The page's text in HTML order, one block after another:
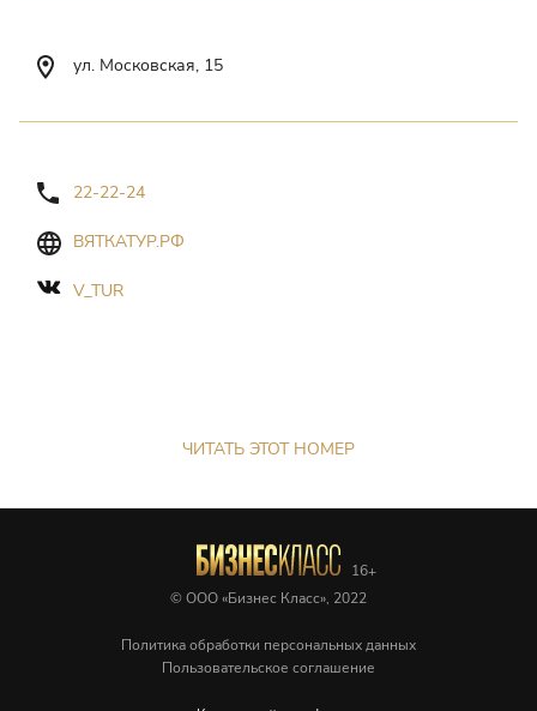
ул. Московская, 15
22-22-24
ВЯТКАТУР.РФ
V_TUR
ЧИТАТЬ ЭТОТ НОМЕР
© ООО «Бизнес Класс», 2022
Политика обработки персональных данных
Пользовательское соглашение